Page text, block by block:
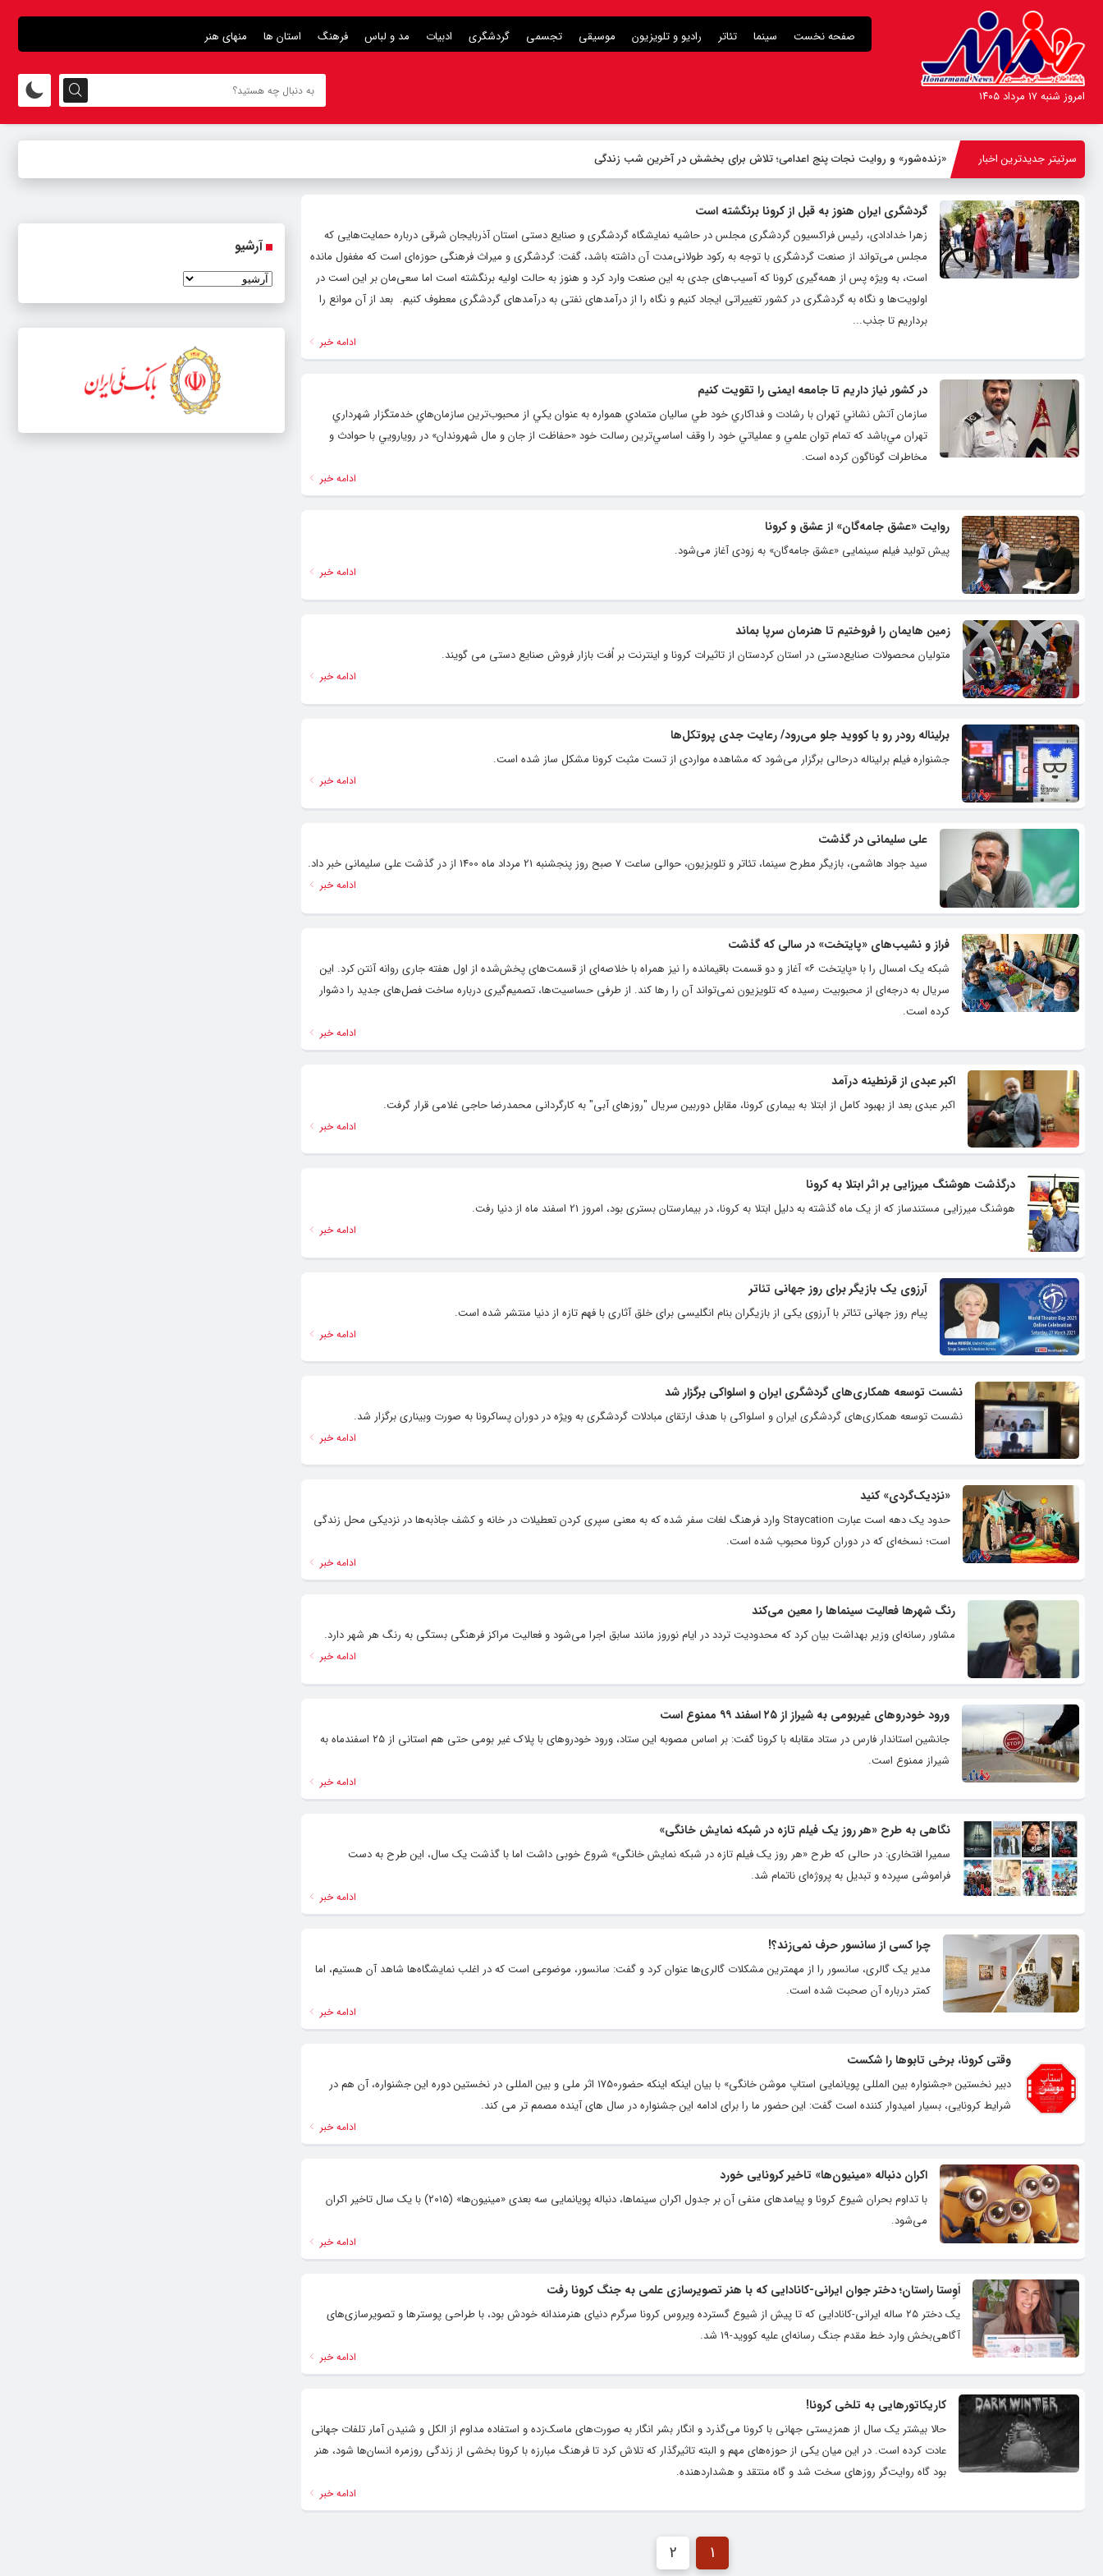
صفحه نخست سینما تئاتر رادیو و تلویزیون موسیقی تجسمی گردشگری ادبیات مد و لباس فرهنگ استان ها منهای هنر
امروز شنبه ۱۷ مرداد ۱۴۰۵
سرتیتر جدیدترین اخبار -
گردشگری ایران هنوز به قبل از کرونا برنگشته است
زهرا خدادادی، رئیس فراکسیون گردشگری مجلس در حاشیه نمایشگاه گردشگری و صنایع دستی استان آذربایجان شرقی درباره حمایت‌هایی که
مجلس می‌تواند از صنعت گردشگری با توجه به رکود طولانی‌مدت آن داشته باشد، گفت: گردشگری و میراث فرهنگی حوزه‌ای است که مغفول مانده
است، به ویژه پس از همه‌گیری کرونا که آسیب‌های جدی به این صنعت وارد کرد و هنوز به حالت اولیه برنگشته است اما سعی‌مان بر این است در
اولویت‌ها و نگاه به گردشگری در کشور تغییراتی ایجاد کنیم و نگاه را از درآمدهای نفتی به درآمدهای گردشگری معطوف کنیم. ‌ بعد از آن موانع را
برداریم تا جذب...
ادامه خبر
در کشور نیاز داریم تا جامعه ایمنی را تقویت کنیم
سازمان آتش نشاني تهران با رشادت و فداكاري‌ خود طي ساليان متمادي همواره به عنوان يكي از محبوب‌ترين سازمان‌هاي خدمتگزار شهرداري
تهران مي‌باشد كه تمام توان علمي و عملياتي خود را وقف اساسي‌ترين رسالت خود «حفاظت از جان و مال شهروندان» در رويارويي با حوادث و
مخاطرات گوناگون كرده است.
ادامه خبر
روایت «عشق جامه‌گان» از عشق و کرونا
پیش تولید فیلم سینمایی «عشق جامه‌گان» به زودی آغاز می‌شود.
ادامه خبر
زمین هایمان را فروختیم تا هنرمان سرپا بماند
متولیان محصولات صنایع‌دستی در استان کردستان از تاثیرات کرونا و اینترنت بر اُفت بازار فروش صنایع دستی می گویند.
ادامه خبر
برلیناله رودر رو با کووید جلو می‌رود/ رعایت جدی پروتکل‌ها
جشنواره فیلم برلیناله درحالی برگزار می‌شود که مشاهده مواردی از تست مثبت کرونا مشکل ساز شده است.
ادامه خبر
علی سلیمانی در گذشت
سید جواد هاشمی، بازیگر مطرح سینما، تئاتر و تلویزیون، حوالی ساعت 7 صبح روز پنجشنبه 21 مرداد ماه 1400 از در گذشت علی سلیمانی خبر داد.
ادامه خبر
فراز و نشیب‌های «پایتخت» در سالی که گذشت
شبکه یک امسال را با «پایتخت ۶» آغاز و دو قسمت باقیمانده‌ را نیز همراه با خلاصه‌ای از قسمت‌های پخش‌شده از اول هفته جاری روانه آنتن کرد. این
سریال به درجه‌ای از محبوبیت رسیده که تلویزیون نمی‌تواند آن را رها کند. از طرفی حساسیت‌ها، تصمیم‌گیری درباره ساخت فصل‌های جدید را دشوار
کرده است.
ادامه خبر
اکبر عبدی از قرنطینه درآمد
اکبر عبدی بعد از بهبود کامل از ابتلا به بیماری کرونا، مقابل دوربین سریال "روزهای آبی" به کارگردانی محمدرضا حاجی غلامی قرار گرفت.
ادامه خبر
درگذشت هوشنگ میرزایی بر اثر ابتلا به کرونا
هوشنگ میرزایی مستندساز که از یک ماه گذشته به دلیل ابتلا به کرونا، در بیمارستان بستری بود، امروز 21 اسفند ماه از دنیا رفت.
ادامه خبر
آرزوی یک بازیگر برای روز جهانی تئاتر
پیام روز جهانی تئاتر با آرزوی یکی از بازیگران بنام انگلیسی برای خلق آثاری با فهم تازه از دنیا منتشر شده است.
ادامه خبر
نشست توسعه همکاری‌های گردشگری ایران و اسلواکی برگزار شد
نشست توسعه همکاری‌های گردشگری ایران و اسلواکی با هدف ارتقای مبادلات گردشگری به ویژه در دوران پساکرونا به صورت وبیناری برگزار شد.
ادامه خبر
«نزدیک‌گردی» کنید
حدود یک دهه است عبارت Staycation وارد فرهنگ لغات سفر شده که به معنی سپری کردن تعطیلات در خانه و کشف جاذبه‌ها در نزدیکی محل زندگی
است؛ نسخه‌ای که در دوران کرونا محبوب شده است.
ادامه خبر
رنگ شهرها فعالیت سینماها را معین می‌کند
مشاور رسانه‌ای وزیر بهداشت بیان کرد که محدودیت تردد در ایام نوروز مانند سابق اجرا می‌شود و فعالیت مراکز فرهنگی بستگی به رنگ هر شهر دارد.
ادامه خبر
ورود خودروهای غیربومی به شیراز از ۲۵ اسفند ۹۹ ممنوع است
جانشین استاندار فارس در ستاد مقابله با کرونا گفت: بر اساس مصوبه این ستاد، ورود خودروهای با پلاک غیر بومی حتی هم استانی از ۲۵ اسفندماه به
شیراز ممنوع است.
ادامه خبر
نگاهی به طرح «هر روز یک فیلم تازه در شبکه نمایش خانگی»
سمیرا افتخاری: در حالی که طرح «هر روز یک فیلم تازه در شبکه نمایش خانگی» شروع خوبی داشت اما با گذشت یک سال، این طرح به دست
فراموشی سپرده و تبدیل به پروژه‌ای ناتمام شد.
ادامه خبر
چرا کسی از سانسور حرف نمی‌زند؟!
مدیر یک گالری، سانسور را از مهمترین مشکلات گالری‌ها عنوان کرد و گفت: سانسور، موضوعی است که در اغلب نمایشگاه‌ها شاهد آن هستیم، اما
کمتر درباره آن صحبت شده است.
ادامه خبر
وقتی کرونا، برخی تابوها را شکست
دبیر نخستین «جشنواره بین المللی پویانمایی استاپ موشن خانگی» با بیان اینکه اینکه حضور1750 اثر ملی و بین المللی در نخستین دوره این جشنواره، آن هم در
شرایط کرونایی، بسیار امیدوار کننده است گفت: این حضور ما را برای ادامه این جشنواره در سال های آینده مصمم تر می کند.
ادامه خبر
اکران دنباله «مینیون‌ها» تاخیر کرونایی خورد
با تداوم بحران شیوع کرونا و پیامدهای منفی آن بر جدول اکران سینماها، دنباله پویانمایی سه بعدی «مینیون‌ها» (۲۰۱۵) با یک سال تاخیر اکران
می‌شود.
ادامه خبر
اَوِستا راستان؛ دختر جوان ایرانی-کانادایی که با هنر تصویرسازی علمی به جنگ کرونا رفت
یک دختر ۲۵ ساله ایرانی-کانادایی که تا پیش از شیوع گسترده ویروس کرونا سرگرم دنیای هنرمندانه خودش بود، با طراحی پوسترها و تصویرسازی‌های
آگاهی‌بخش وارد خط مقدم جنگ رسانه‌ای علیه کووید-۱۹ شد.
ادامه خبر
کاریکاتورهایی به تلخی کرونا!
حالا بیشتر یک سال از همزیستی جهانی با کرونا می‌گذرد و انگار بشر انگار به صورت‌های ماسک‌زده و استفاده مداوم از الکل و شنیدن آمار تلفات جهانی
عادت کرده‌ است. در این میان یکی از حوزه‌های مهم و البته تاثیرگذار که تلاش کرد تا فرهنگ مبارزه با کرونا بخشی از زندگی روزمره انسان‌ها شود، هنر
بود گاه روایت‌گر روزهای سخت شد و گاه منتقد و هشداردهنده.
ادامه خبر
1
2
آرشیو